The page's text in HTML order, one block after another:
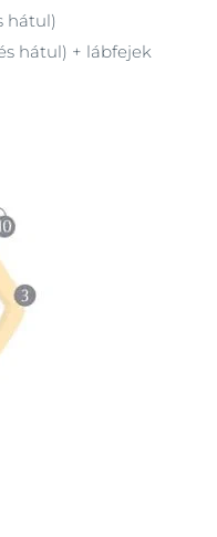
hátul)
hátul) + lábfejek